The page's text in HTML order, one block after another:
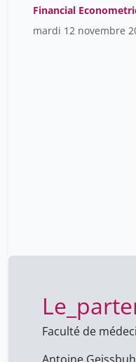
Financial
mardi 12 novembre
Faculté de